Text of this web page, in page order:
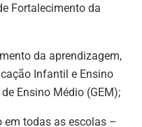
Fortalecimento da
da aprendizagem,
Infantil e Ensino
Ensino Médio (GEM);
em todas as escolas –